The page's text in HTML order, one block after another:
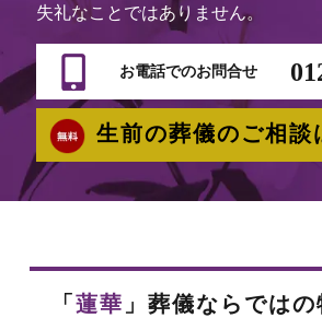
失礼なことではありません。
お電話でのお問合せ
生前の葬儀のご相談
「 蓮華 」葬儀ならではの